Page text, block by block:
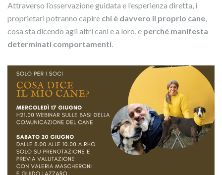
Attraverso l’osservazione guidata e l’esperienza diretta, i
proprietari potranno capire chi è davvero il proprio cane,
cosa sta dicendo agli altri cani e a loro, e perché manifesta
determinati comportamenti.